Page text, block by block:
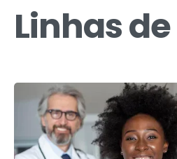
Linhasde